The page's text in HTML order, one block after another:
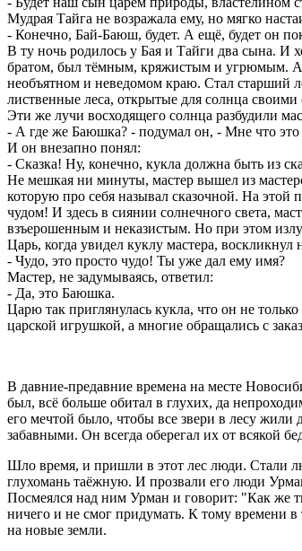
Мудрая Тайга не возражала ему, но мягко
- Конечно, Бай-Баюш, будет. А ещё, будет он
В ту ночь родилось у Бая и Тайги два сына. И
братом, был тёмным, кряжистым и угрюмым. А
необъятном и неведомом краю. Стал старший
лиственные леса, открытые для солнца
Эти же лучи восходящего солнца разбудили
- А где же Баюшка? - подумал он, - Мне что это
И он внезапно понял:
- Сказка! Ну, конечно, кукла должна быть из
Не мешкая ни минуты, мастер вышел из
которую про себя называл сказочной. На этой
чудом! И здесь в сиянии солнечного света,
взъерошенным и неказистым. Но при этом
Царь, когда увидел куклу мастера, воскликнул
- Чудо, это просто чудо! Ты уже дал ему имя?
Мастер, не задумываясь, ответил:
- Да, это Баюшка.
Царю так приглянулась кукла, что он не
царской игрушкой, а многие обращались с
В давние-предавние времена на месте
был, всё больше обитал в глухих, да
его мечтой было, чтобы все звери в лесу
забавными. Он всегда оберегал их от всякой
Шло время, и пришли в этот лес люди. Стали
глухомань таёжную. И прозвали его люди
Посмеялся над ним Урман и говорит: "Как же
ничего и не смог придумать. К тому времени в
на новые земли.